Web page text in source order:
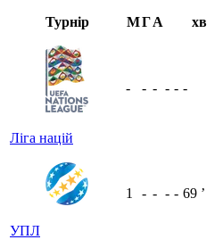
Турнір МГА хв
Ліга націй
- - - - - -
УПЛ
1 - - - - 69 ʼ